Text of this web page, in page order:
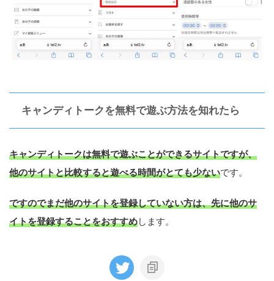
キャンディトークを無料で遊ぶ方法を知れたら
キャンディトークは無料で遊ぶことができるサイトですが、
他のサイトと比較すると遊べる時間がとても少ないです。
ですのでまだ他のサイトを登録していない方は、先に他のサ
イトを登録することをおすすめします。